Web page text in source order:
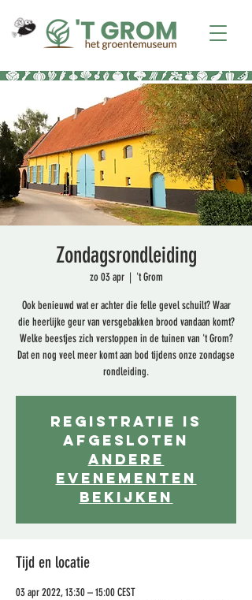
Zondagsrondleiding
zo 03 apr
  |
't Grom
Ook benieuwd wat er achter die felle gevel schuilt? Waar
die heerlijke geur van versgebakken brood vandaan komt?
Welke beestjes zich verstoppen in de tuinen van 't Grom?
Dat en nog veel meer komt aan bod tijdens onze zondagse
rondleiding.
Registratie is
afgesloten
Andere
evenementen
bekijken
Tijd en locatie
03 apr 2022, 13:30 – 15:00 CEST